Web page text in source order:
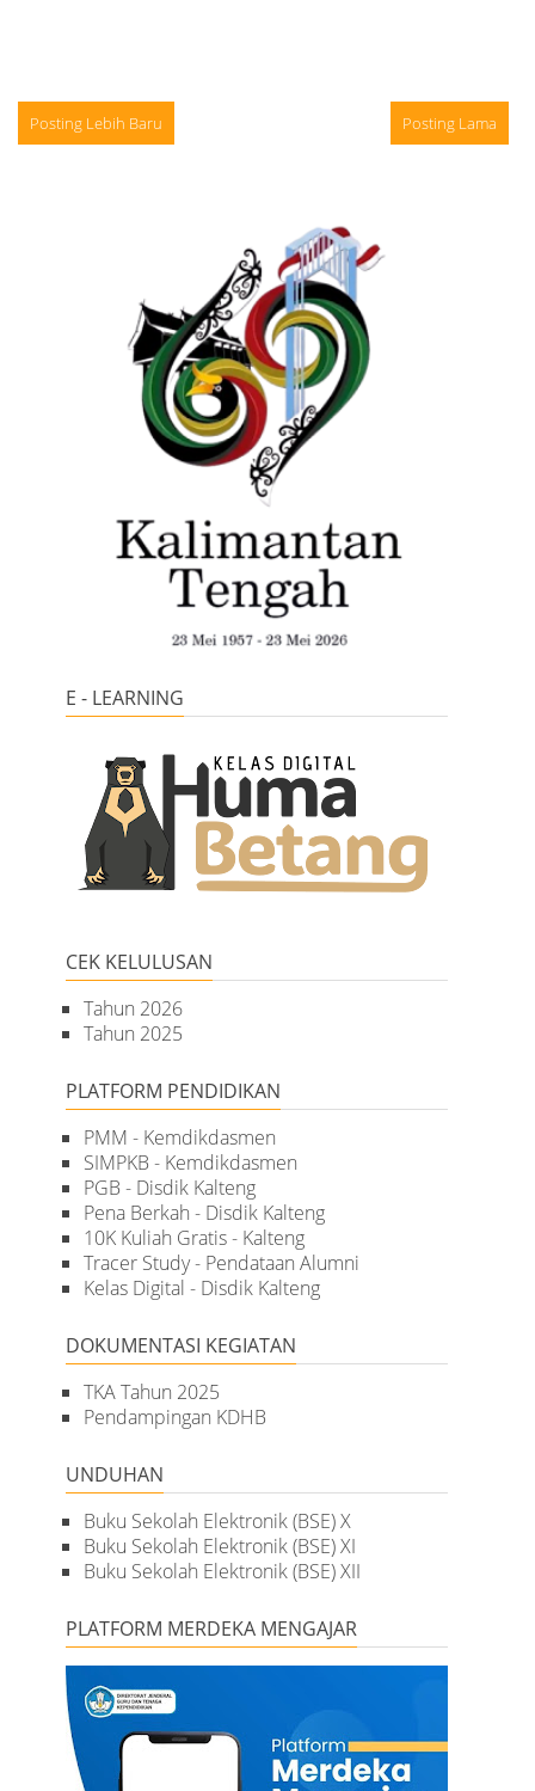
Posting Lebih Baru Posting Lama
E - LEARNING
CEK KELULUSAN
Tahun 2026
Tahun 2025
PLATFORM PENDIDIKAN
PMM - Kemdikdasmen
SIMPKB - Kemdikdasmen
PGB - Disdik Kalteng
Pena Berkah - Disdik Kalteng
10K Kuliah Gratis - Kalteng
Tracer Study - Pendataan Alumni
Kelas Digital - Disdik Kalteng
DOKUMENTASI KEGIATAN
TKA Tahun 2025
Pendampingan KDHB
UNDUHAN
Buku Sekolah Elektronik (BSE) X
Buku Sekolah Elektronik (BSE) XI
Buku Sekolah Elektronik (BSE) XII
PLATFORM MERDEKA MENGAJAR